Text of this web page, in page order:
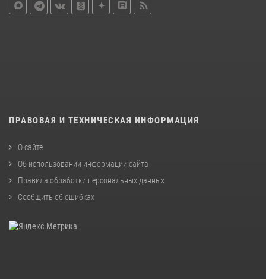
ПРАВОВАЯ И ТЕХНИЧЕСКАЯ ИНФОРМАЦИЯ
О сайте
Об использовании информации сайта
Правила обработки персональных данных
Сообщить об ошибках